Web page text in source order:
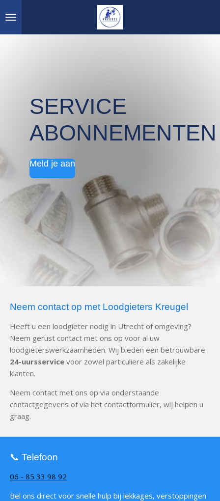
direct
naar
SERVICE
ABONNEMENTEN
Meld je aan
Neem contact op met Loodgieters Kreugel
Heeft u een loodgieter nodig in Utrecht of omgeving?
Neem gerust contact met ons op voor al uw
loodgieterswerkzaamheden. Wij bieden een betrouwbare
24-uursservice voor zowel particuliere als zakelijke
klanten.
Neem contact met ons op via onderstaande
contactgegevens of via het contactformulier, wij helpen u
graag.
📞 Telefoon
06 - 85 33 98 92
Bel ons direct voor snelle hulp bij lekkages, verstoppingen